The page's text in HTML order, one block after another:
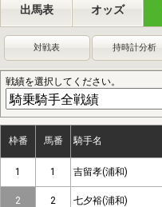
出馬表 オッズ
対戦表 持時計分析
戦績を選択してください。
枠番 馬番 騎手名
1 1 吉留孝(浦和)
2 2 七夕裕(浦和)